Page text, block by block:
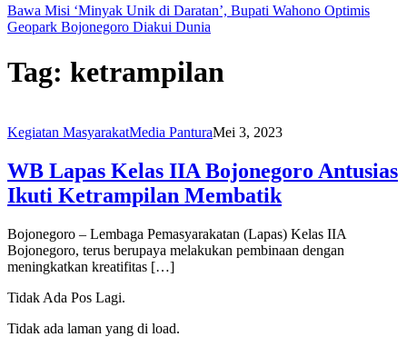
Bawa Misi ‘Minyak Unik di Daratan’, Bupati Wahono Optimis
Geopark Bojonegoro Diakui Dunia
Tag: ketrampilan
Kegiatan MasyarakatMedia PanturaMei 3, 2023
WB Lapas Kelas IIA Bojonegoro Antusias
Ikuti Ketrampilan Membatik
Bojonegoro – Lembaga Pemasyarakatan (Lapas) Kelas IIA
Bojonegoro, terus berupaya melakukan pembinaan dengan
meningkatkan kreatifitas […]
Tidak Ada Pos Lagi.
Tidak ada laman yang di load.